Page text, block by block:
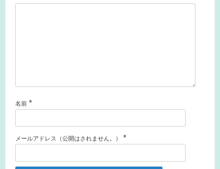
名前 *
メールアドレス（公開はされません。） *